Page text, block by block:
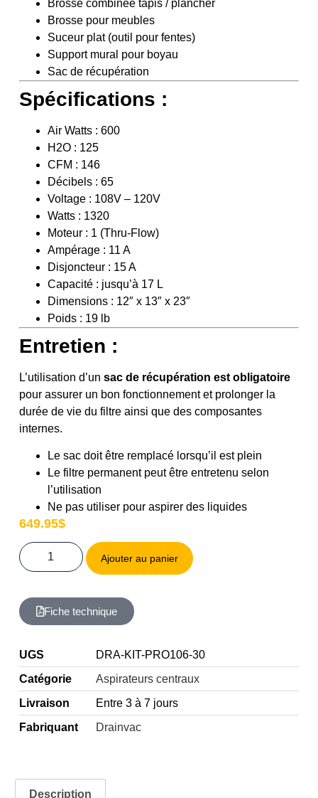
Brosse combinée tapis / plancher
Brosse pour meubles
Suceur plat (outil pour fentes)
Support mural pour boyau
Sac de récupération
Spécifications :
Air Watts : 600
H2O : 125
CFM : 146
Décibels : 65
Voltage : 108V – 120V
Watts : 1320
Moteur : 1 (Thru-Flow)
Ampérage : 11 A
Disjoncteur : 15 A
Capacité : jusqu’à 17 L
Dimensions : 12″ x 13″ x 23″
Poids : 19 lb
Entretien :
L’utilisation d’un sac de récupération est obligatoire
pour assurer un bon fonctionnement et prolonger la
durée de vie du filtre ainsi que des composantes
internes.
Le sac doit être remplacé lorsqu’il est plein
Le filtre permanent peut être entretenu selon
l’utilisation
Ne pas utiliser pour aspirer des liquides
649.95$
Ajouter au panier
Fiche technique
UGS
DRA-KIT-PRO106-30
Catégorie
Aspirateurs centraux
Livraison
Entre 3 à 7 jours
Fabriquant
Drainvac
Description